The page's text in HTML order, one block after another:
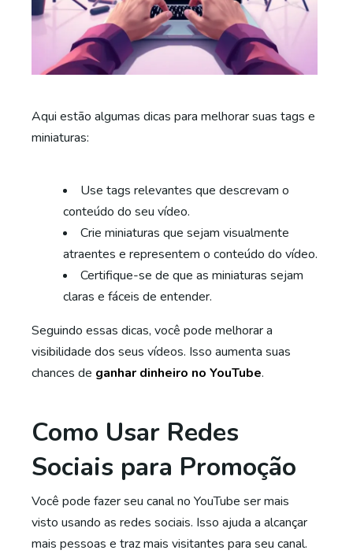
Aqui estão algumas dicas para melhorar suas tags e
miniaturas:
Use tags relevantes que descrevam o
conteúdo do seu vídeo.
Crie miniaturas que sejam visualmente
atraentes e representem o conteúdo do vídeo.
Certifique-se de que as miniaturas sejam
claras e fáceis de entender.
Seguindo essas dicas, você pode melhorar a
visibilidade dos seus vídeos. Isso aumenta suas
chances de ganhar dinheiro no YouTube.
Como Usar Redes
Sociais para Promoção
Você pode fazer seu canal no YouTube ser mais
visto usando as redes sociais. Isso ajuda a alcançar
mais pessoas e traz mais visitantes para seu canal.